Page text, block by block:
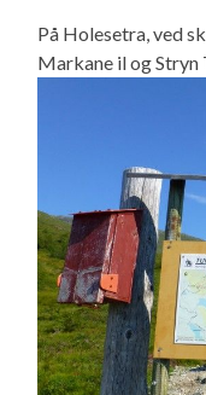
På Holesetra, ved
Markane il og